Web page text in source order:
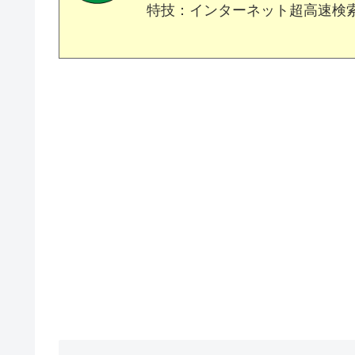
特技：インターネット超高速検